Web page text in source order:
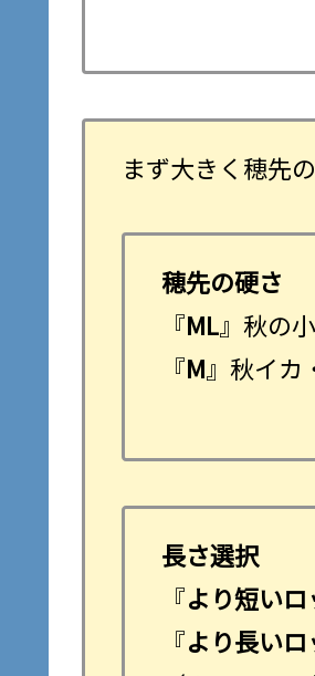
まず大きく穂先
穂先の硬さ
『ML』秋の
『M』秋イカ
長さ選択
『より短いロ
『より長いロ